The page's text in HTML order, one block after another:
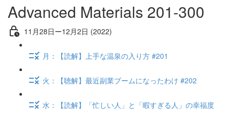
Advanced Materials 201-300
11月28日ー12月2日 (2022)
月：【読解】上手な温泉の入り方 #201
火：【聴解】最近副業ブームになったわけ #202
水：【読解】「忙しい人」と「暇すぎる人」の幸福度